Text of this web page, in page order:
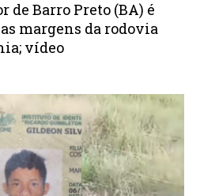
de Barro Preto (BA) é
margens da rodovia
vídeo